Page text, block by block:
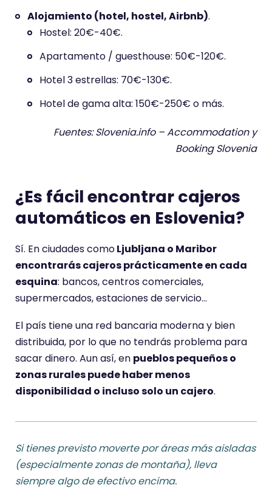
Alojamiento (hotel, hostel, Airbnb).
Hostel: 20€-40€.
Apartamento / guesthouse: 50€-120€.
Hotel 3 estrellas: 70€-130€.
Hotel de gama alta: 150€-250€ o más.
Fuentes: Slovenia.info – Accommodation y
Booking Slovenia
¿Es fácil encontrar cajeros
automáticos en Eslovenia?
Sí. En ciudades comoLjubljana o Maribor
encontrarás cajeros prácticamente en cada
esquina: bancos, centros comerciales,
supermercados, estaciones de servicio…
El país tiene una red bancaria moderna y bien
distribuida, por lo que no tendrás problema para
sacar dinero. Aun así, en pueblos pequeños o
zonas rurales puede haber menos
disponibilidad o incluso solo un cajero.
Si tienes previsto moverte por áreas más aisladas
(especialmente zonas de montaña), lleva
siempre algo de efectivo encima.